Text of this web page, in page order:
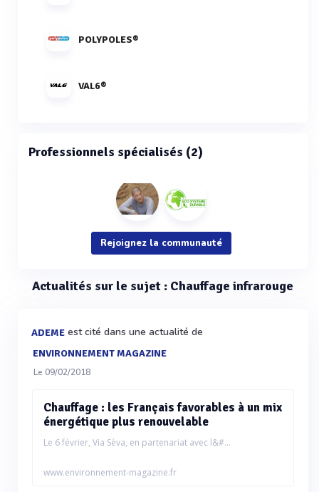
POLYPOLES®
VAL6®
Professionnels spécialisés (2)
Rejoignez la communauté
Actualités sur le sujet : Chauffage infrarouge
ADEME est cité dans une actualité de
ENVIRONNEMENT MAGAZINE
Le 09/02/2018
Chauffage : les Français favorables à un mix
énergétique plus renouvelable
Le 6 février, Via Sèva, en partenariat avec l&#...
www.environnement-magazine.fr